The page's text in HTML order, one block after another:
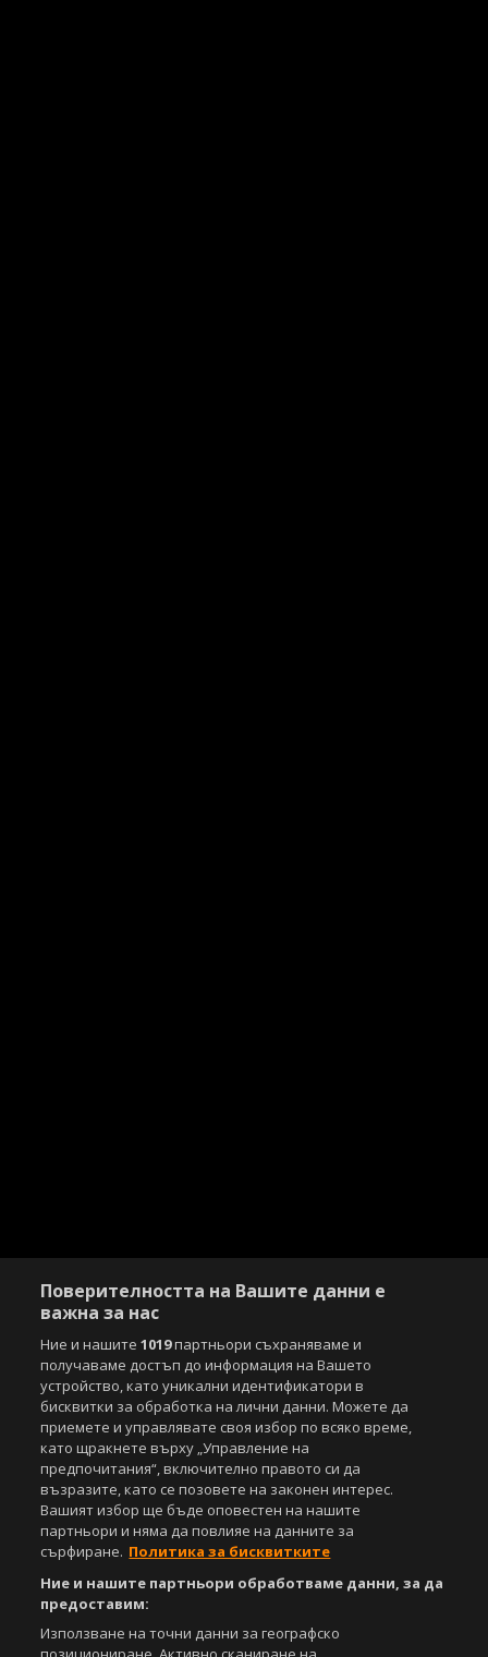
Поверителността на Вашите данни е
важна за нас
Ние и нашите1019партньори съхраняваме и
получаваме достъп до информация на Вашето
устройство, като уникални идентификатори в
бисквитки за обработка на лични данни. Можете да
приемете и управлявате своя избор по всяко време,
като щракнете върху „Управление на
предпочитания“, включително правото си да
възразите, като се позовете на законен интерес.
Вашият избор ще бъде оповестен на нашите
партньори и няма да повлияе на данните за
сърфиране. Политика за бисквитките
Ние и нашите партньори обработваме данни, за да
предоставим:
Използване на точни данни за географско